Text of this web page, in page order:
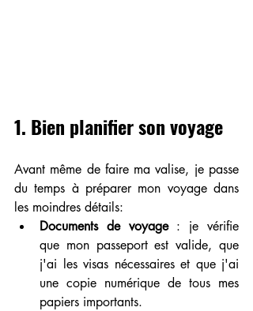
1. Bien planifier son voyage
Avant même de faire ma valise, je passe
du temps à préparer mon voyage dans
les moindres détails:
Documents de voyage : je vérifie
que mon passeport est valide, que
j'ai les visas nécessaires et que j'ai
une copie numérique de tous mes
papiers importants.